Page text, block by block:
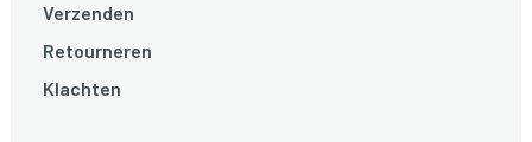
Verzenden
Retourneren
Klachten